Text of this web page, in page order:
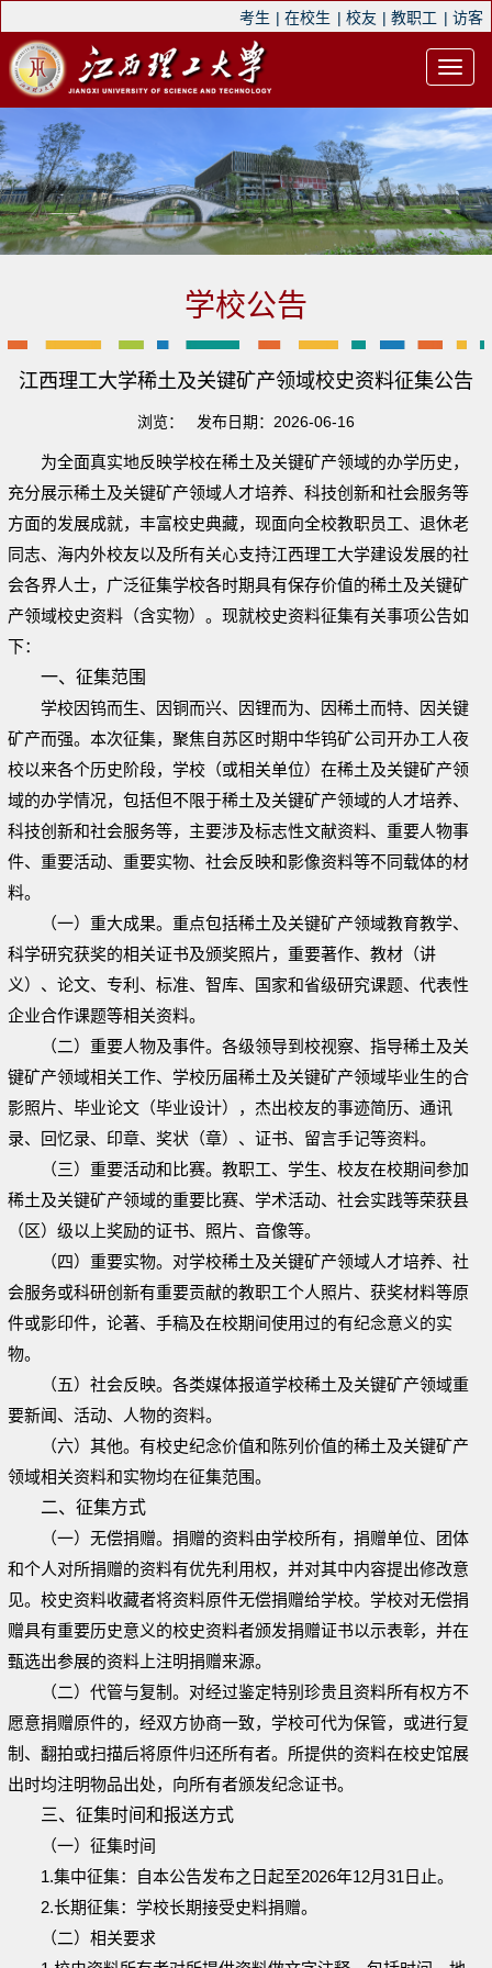
考生 | 在校生 | 校友 | 教职工 | 访客
学校公告
江西理工大学稀土及关键矿产领域校史资料征集公告
浏览： 发布日期：2026-06-16
为全面真实地反映学校在稀土及关键矿产领域的办学历史，
充分展示稀土及关键矿产领域人才培养、科技创新和社会服务等
方面的发展成就，丰富校史典藏，现面向全校教职员工、退休老
同志、海内外校友以及所有关心支持江西理工大学建设发展的社
会各界人士，广泛征集学校各时期具有保存价值的稀土及关键矿
产领域校史资料（含实物）。现就校史资料征集有关事项公告如
下：
一、征集范围
学校因钨而生、因铜而兴、因锂而为、因稀土而特、因关键
矿产而强。本次征集，聚焦自苏区时期中华钨矿公司开办工人夜
校以来各个历史阶段，学校（或相关单位）在稀土及关键矿产领
域的办学情况，包括但不限于稀土及关键矿产领域的人才培养、
科技创新和社会服务等，主要涉及标志性文献资料、重要人物事
件、重要活动、重要实物、社会反映和影像资料等不同载体的材
料。
（一）重大成果。重点包括稀土及关键矿产领域教育教学、
科学研究获奖的相关证书及颁奖照片，重要著作、教材（讲
义）、论文、专利、标准、智库、国家和省级研究课题、代表性
企业合作课题等相关资料。
（二）重要人物及事件。各级领导到校视察、指导稀土及关
键矿产领域相关工作、学校历届稀土及关键矿产领域毕业生的合
影照片、毕业论文（毕业设计），杰出校友的事迹简历、通讯
录、回忆录、印章、奖状（章）、证书、留言手记等资料。
（三）重要活动和比赛。教职工、学生、校友在校期间参加
稀土及关键矿产领域的重要比赛、学术活动、社会实践等荣获县
（区）级以上奖励的证书、照片、音像等。
（四）重要实物。对学校稀土及关键矿产领域人才培养、社
会服务或科研创新有重要贡献的教职工个人照片、获奖材料等原
件或影印件，论著、手稿及在校期间使用过的有纪念意义的实
物。
（五）社会反映。各类媒体报道学校稀土及关键矿产领域重
要新闻、活动、人物的资料。
（六）其他。有校史纪念价值和陈列价值的稀土及关键矿产
领域相关资料和实物均在征集范围。
二、征集方式
（一）无偿捐赠。捐赠的资料由学校所有，捐赠单位、团体
和个人对所捐赠的资料有优先利用权，并对其中内容提出修改意
见。校史资料收藏者将资料原件无偿捐赠给学校。学校对无偿捐
赠具有重要历史意义的校史资料者颁发捐赠证书以示表彰，并在
甄选出参展的资料上注明捐赠来源。
（二）代管与复制。对经过鉴定特别珍贵且资料所有权方不
愿意捐赠原件的，经双方协商一致，学校可代为保管，或进行复
制、翻拍或扫描后将原件归还所有者。所提供的资料在校史馆展
出时均注明物品出处，向所有者颁发纪念证书。
三、征集时间和报送方式
（一）征集时间
1.集中征集：自本公告发布之日起至2026年12月31日止。
2.长期征集：学校长期接受史料捐赠。
（二）相关要求